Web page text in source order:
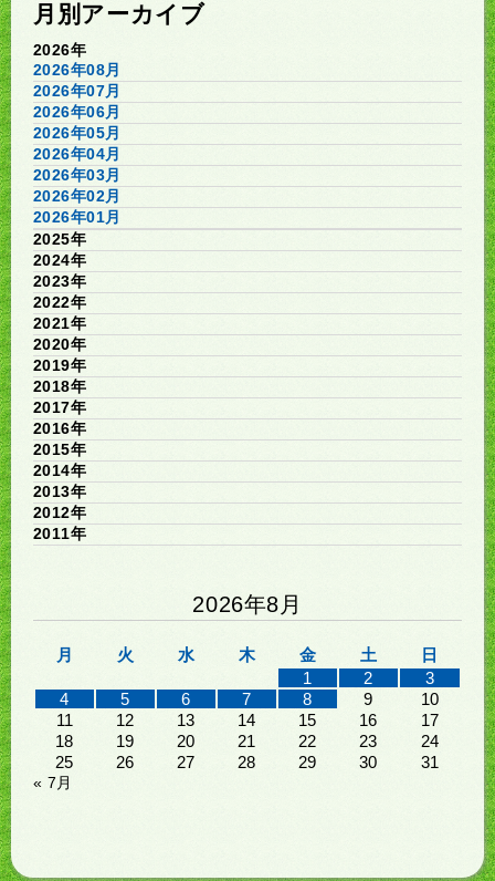
月別アーカイブ
2026年
2026年08月
2026年07月
2026年06月
2026年05月
2026年04月
2026年03月
2026年02月
2026年01月
2025年
2024年
2023年
2022年
2021年
2020年
2019年
2018年
2017年
2016年
2015年
2014年
2013年
2012年
2011年
2026年8月
月 火 水 木 金 土
日
1
2
3
4
5 6 7 8 9
10
11
12 13 14 15 16
17
18
19 20 21 22 23
24
25
26 27 28 29 30 31
« 7月